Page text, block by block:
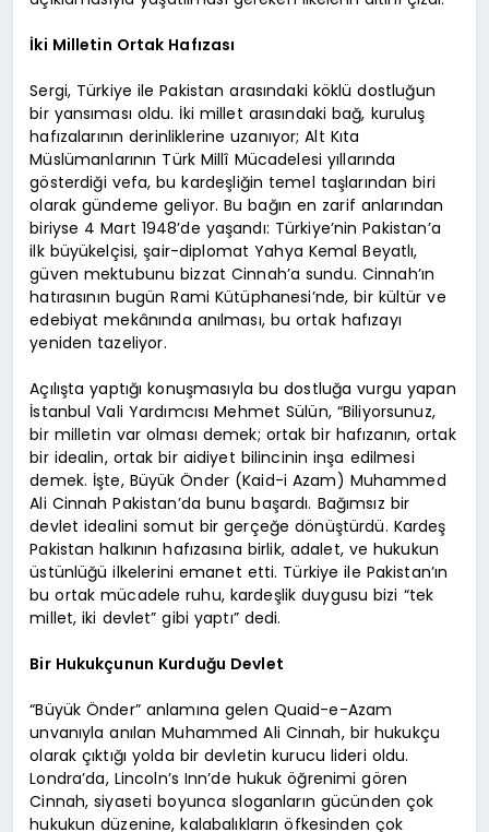
İki Milletin Ortak Hafızası
Sergi, Türkiye ile Pakistan arasındaki köklü dostluğun
bir yansıması oldu. İki millet arasındaki bağ, kuruluş
hafızalarının derinliklerine uzanıyor; Alt Kıta
Müslümanlarının Türk Millî Mücadelesi yıllarında
gösterdiği vefa, bu kardeşliğin temel taşlarından biri
olarak gündeme geliyor. Bu bağın en zarif anlarından
biriyse 4 Mart 1948’de yaşandı: Türkiye’nin Pakistan’a
ilk büyükelçisi, şair-diplomat Yahya Kemal Beyatlı,
güven mektubunu bizzat Cinnah’a sundu. Cinnah’ın
hatırasının bugün Rami Kütüphanesi’nde, bir kültür ve
edebiyat mekânında anılması, bu ortak hafızayı
yeniden tazeliyor.
Açılışta yaptığı konuşmasıyla bu dostluğa vurgu yapan
İstanbul Vali Yardımcısı Mehmet Sülün, “Biliyorsunuz,
bir milletin var olması demek; ortak bir hafızanın, ortak
bir idealin, ortak bir aidiyet bilincinin inşa edilmesi
demek. İşte, Büyük Önder (Kaid-i Azam) Muhammed
Ali Cinnah Pakistan’da bunu başardı. Bağımsız bir
devlet idealini somut bir gerçeğe dönüştürdü. Kardeş
Pakistan halkının hafızasına birlik, adalet, ve hukukun
üstünlüğü ilkelerini emanet etti. Türkiye ile Pakistan’ın
bu ortak mücadele ruhu, kardeşlik duygusu bizi “tek
millet, iki devlet” gibi yaptı” dedi.
Bir Hukukçunun Kurduğu Devlet
“Büyük Önder” anlamına gelen Quaid-e-Azam
unvanıyla anılan Muhammed Ali Cinnah, bir hukukçu
olarak çıktığı yolda bir devletin kurucu lideri oldu.
Londra’da, Lincoln’s Inn’de hukuk öğrenimi gören
Cinnah, siyaseti boyunca sloganların gücünden çok
hukukun düzenine, kalabalıkların öfkesinden çok